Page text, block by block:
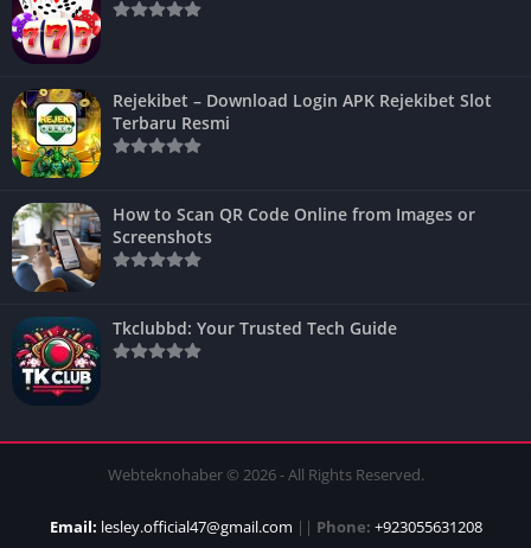
Rejekibet – Download Login APK Rejekibet Slot
Terbaru Resmi
How to Scan QR Code Online from Images or
Screenshots
Tkclubbd: Your Trusted Tech Guide
Webteknohaber © 2026 - All Rights Reserved.
Email: lesley.official47@gmail.com || Phone: +923055631208